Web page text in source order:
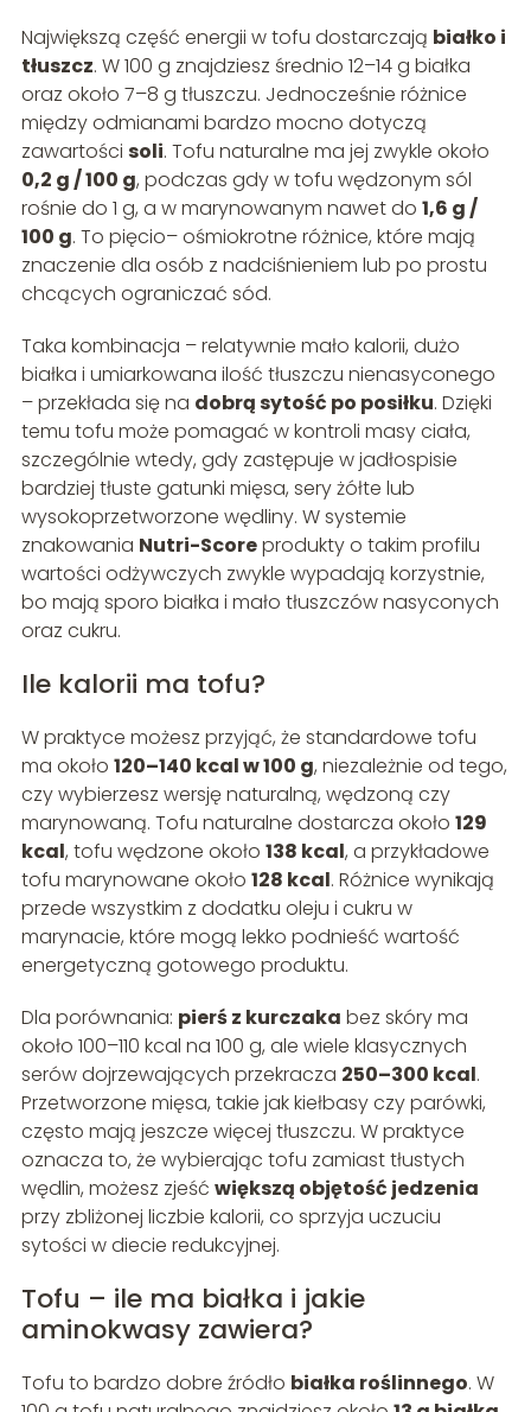
Największą część energii w tofu dostarczają białko i
tłuszcz. W 100 g znajdziesz średnio 12–14 g białka
oraz około 7–8 g tłuszczu. Jednocześnie różnice
między odmianami bardzo mocno dotyczą
zawartości soli. Tofu naturalne ma jej zwykle około
0,2 g / 100 g, podczas gdy w tofu wędzonym sól
rośnie do 1 g, a w marynowanym nawet do 1,6 g /
100 g. To pięcio– ośmiokrotne różnice, które mają
znaczenie dla osób z nadciśnieniem lub po prostu
chcących ograniczać sód.
Taka kombinacja – relatywnie mało kalorii, dużo
białka i umiarkowana ilość tłuszczu nienasyconego
– przekłada się na dobrą sytość po posiłku. Dzięki
temu tofu może pomagać w kontroli masy ciała,
szczególnie wtedy, gdy zastępuje w jadłospisie
bardziej tłuste gatunki mięsa, sery żółte lub
wysokoprzetworzone wędliny. W systemie
znakowania Nutri-Scoreprodukty o takim profilu
wartości odżywczych zwykle wypadają korzystnie,
bo mają sporo białka i mało tłuszczów nasyconych
oraz cukru.
Ile kalorii ma tofu?
W praktyce możesz przyjąć, że standardowe tofu
ma około 120–140 kcal w 100 g, niezależnie od tego,
czy wybierzesz wersję naturalną, wędzoną czy
marynowaną. Tofu naturalne dostarcza około 129
kcal, tofu wędzone około 138 kcal, a przykładowe
tofu marynowane około 128 kcal. Różnice wynikają
przede wszystkim z dodatku oleju i cukru w
marynacie, które mogą lekko podnieść wartość
energetyczną gotowego produktu.
Dla porównania: pierś z kurczaka bez skóry ma
około 100–110 kcal na 100 g, ale wiele klasycznych
serów dojrzewających przekracza 250–300 kcal.
Przetworzone mięsa, takie jak kiełbasy czy parówki,
często mają jeszcze więcej tłuszczu. W praktyce
oznacza to, że wybierając tofu zamiast tłustych
wędlin, możesz zjeść większą objętość jedzenia
przy zbliżonej liczbie kalorii, co sprzyja uczuciu
sytości w diecie redukcyjnej.
Tofu – ile ma białka i jakie
aminokwasy zawiera?
Tofu to bardzo dobre źródło białka roślinnego. W